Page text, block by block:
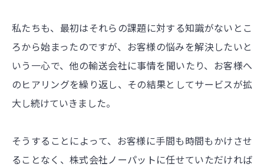
私たちも、最初はそれらの課題に対する知識がないとこ
ろから始まったのですが、お客様の悩みを解決したいと
いう一心で、他の輸送会社に事情を聞いたり、お客様へ
のヒアリングを繰り返し、その結果としてサービスが拡
大し続けていきました。
そうすることによって、お客様に手間も時間もかけさせ
ることなく、株式会社ノーパットに任せていただければ